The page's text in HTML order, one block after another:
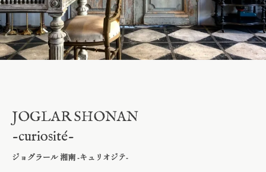
JOGLAR SHONAN
-curiosité-
ジョグラール 湘南 -キュリオジテ-